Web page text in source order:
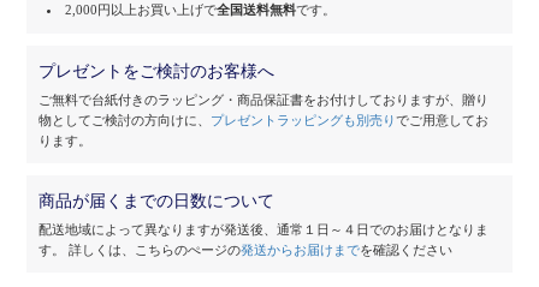
2,000円以上お買い上げで全国送料無料です。
プレゼントをご検討のお客様へ
ご無料で台紙付きのラッピング・商品保証書をお付けしておりますが、贈り
物としてご検討の方向けに、 プレゼントラッピングも別売りでご用意してお
ります。
商品が届くまでの日数について
配送地域によって異なりますが発送後、通常１日～４日でのお届けとなりま
す。
詳しくは、こちらのぺージの発送からお届けまでを確認ください